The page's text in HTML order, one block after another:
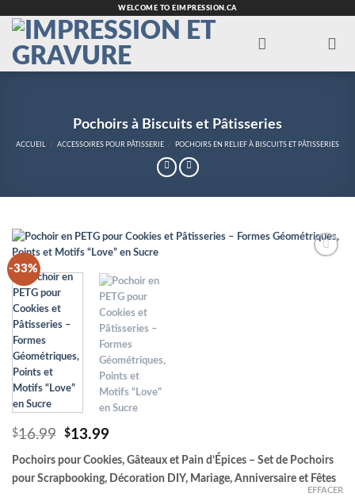
contenu
WELCOME TO EIMPRESSION.CA
Pochoirs à Biscuits et Pâtisseries
ACCUEIL / ACCESSOIRES POUR PÂTISSERIE / POCHOIRS EN RELIEF À BISCUITS ET PÂTISSERIES
-33%
$16.99 Le
initial
était :
$13.99Le
actuel
est :
Pochoirs pour Cookies, Gâteaux et Pain d’Épices – Set de Pochoirs
pour Scrapbooking, Décoration DIY, Mariage, Anniversaire et Fêtes
EFFACER